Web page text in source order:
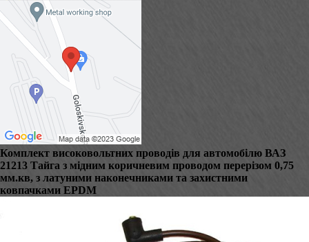
Комплект високовольтних проводів для автомобілю ВАЗ
21213 Тайга з мідним коричневим проводом перерізом 0,75
мм.кв, з латуними наконечниками та захистними
ковпачками EPDM